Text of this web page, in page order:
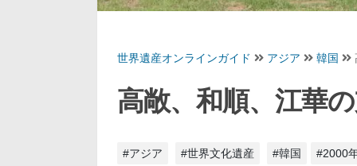
世界遺産オンラインガイド アジア 韓国
高敞、和順、江華
#アジア #世界文化遺産 #韓国 #2000